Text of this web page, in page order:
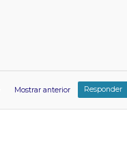
Mostrar anterior Responder